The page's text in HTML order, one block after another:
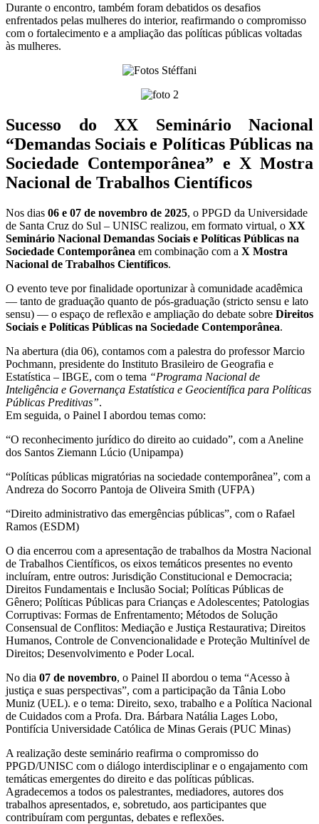
Durante o encontro, também foram debatidos os desafios
enfrentados pelas mulheres do interior, reafirmando o compromisso
com o fortalecimento e a ampliação das políticas públicas voltadas
às mulheres.
Sucesso do XX Seminário Nacional
“Demandas Sociais e Políticas Públicas na
Sociedade Contemporânea” e X Mostra
Nacional de Trabalhos Científicos
Nos dias 06 e 07 de novembro de 2025, o PPGD da Universidade
de Santa Cruz do Sul – UNISC realizou, em formato virtual, o XX
Seminário Nacional Demandas Sociais e Políticas Públicas na
Sociedade Contemporânea em combinação com a X Mostra
Nacional de Trabalhos Científicos.
O evento teve por finalidade oportunizar à comunidade acadêmica
— tanto de graduação quanto de pós-graduação (stricto sensu e lato
sensu) — o espaço de reflexão e ampliação do debate sobre Direitos
Sociais e Políticas Públicas na Sociedade Contemporânea.
Na abertura (dia 06), contamos com a palestra do professor Marcio
Pochmann, presidente do Instituto Brasileiro de Geografia e
Estatística – IBGE, com o tema “Programa Nacional de
Inteligência e Governança Estatística e Geocientífica para Políticas
Públicas Preditivas”.
Em seguida, o Painel I abordou temas como:
“O reconhecimento jurídico do direito ao cuidado”, com a Aneline
dos Santos Ziemann Lúcio (Unipampa)
“Políticas públicas migratórias na sociedade contemporânea”, com a
Andreza do Socorro Pantoja de Oliveira Smith (UFPA)
“Direito administrativo das emergências públicas”, com o Rafael
Ramos (ESDM)
O dia encerrou com a apresentação de trabalhos da Mostra Nacional
de Trabalhos Científicos, os eixos temáticos presentes no evento
incluíram, entre outros: Jurisdição Constitucional e Democracia;
Direitos Fundamentais e Inclusão Social; Políticas Públicas de
Gênero; Políticas Públicas para Crianças e Adolescentes; Patologias
Corruptivas: Formas de Enfrentamento; Métodos de Solução
Consensual de Conflitos: Mediação e Justiça Restaurativa; Direitos
Humanos, Controle de Convencionalidade e Proteção Multinível de
Direitos; Desenvolvimento e Poder Local.
No dia 07 de novembro, o Painel II abordou o tema “Acesso à
justiça e suas perspectivas”, com a participação da Tânia Lobo
Muniz (UEL). e o tema: Direito, sexo, trabalho e a Política Nacional
de Cuidados com a Profa. Dra. Bárbara Natália Lages Lobo,
Pontifícia Universidade Católica de Minas Gerais (PUC Minas)
A realização deste seminário reafirma o compromisso do
PPGD/UNISC com o diálogo interdisciplinar e o engajamento com
temáticas emergentes do direito e das políticas públicas.
Agradecemos a todos os palestrantes, mediadores, autores dos
trabalhos apresentados, e, sobretudo, aos participantes que
contribuíram com perguntas, debates e reflexões.